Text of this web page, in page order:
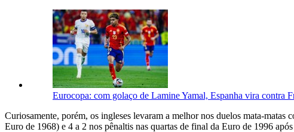
Eurocopa: com golaço de Lamine Yamal, Espanha vira contra
Curiosamente, porém, os ingleses levaram a melhor nos duelos mata-
Euro de 1968) e 4 a 2 nos pênaltis nas quartas de final da Euro de 1996